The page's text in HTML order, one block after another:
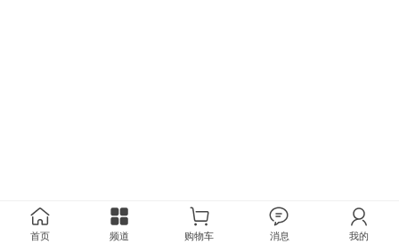
首页 频道 购物车 消息 我的